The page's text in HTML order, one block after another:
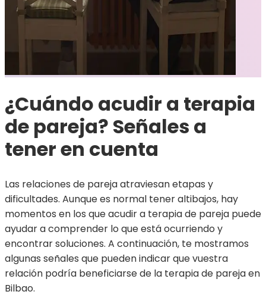
¿Cuándo acudir a terapia
de pareja? Señales a
tener en cuenta
Las relaciones de pareja atraviesan etapas y
dificultades. Aunque es normal tener altibajos, hay
momentos en los que acudir a terapia de pareja puede
ayudar a comprender lo que está ocurriendo y
encontrar soluciones. A continuación, te mostramos
algunas señales que pueden indicar que vuestra
relación podría beneficiarse de la terapia de pareja en
Bilbao.